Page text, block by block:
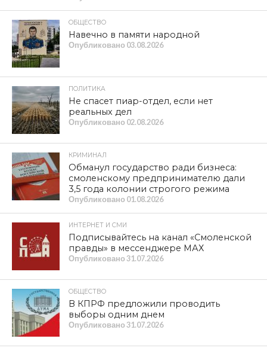
департаментов.
В соответствии с положениями закона Смоленской
области от 1 июля 1997 года N 19-з «О статусе
депутата Смоленской областной Думы», ст.16, по
депутат Думы на территории Смоленской области
пользуется правом внеочередного приема
руководителями и другими должностными лицами
исполнительных органов Смоленской области, иных
государственных органов Смоленской области,
органов местного самоуправления,
подведомственных исполнительным органам
Смоленской области и органам местного
самоуправления организаций…
Олег КОПЫЛ,
Фото: www.socrazvitie67.ru